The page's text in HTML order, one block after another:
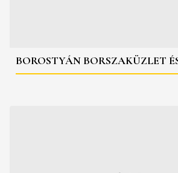
BOROSTYÁN BORSZAKÜZLET